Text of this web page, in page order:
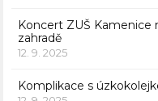
Koncert ZUŠ Kamenice
zahradě
12. 9. 2025
Komplikace s